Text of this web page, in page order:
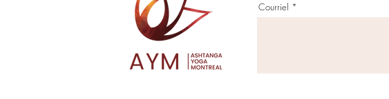
Courriel